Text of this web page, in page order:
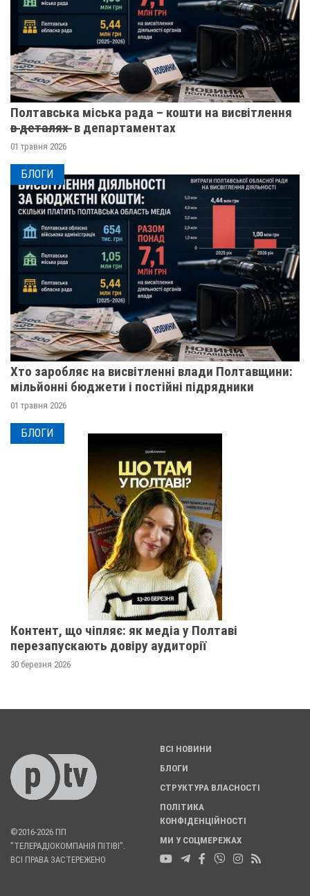
Полтавська міська рада – кошти на висвітлення
в̶ ̶д̶е̶т̶а̶л̶я̶х̶ ̶ в департаментах
01 травня 2026
БЛОГИ
Хто заробляє на висвітленні влади Полтавщини:
мільйонні бюджети і постійні підрядники
01 травня 2026
БЛОГИ
Контент, що чіпляє: як медіа у Полтаві
перезапускають довіру аудиторії
30 березня 2026
©2016-2026 ПП
"ТЕЛЕРАДІОКОМПАНІЯ ПІТІВІ".
ВСІ ПРАВА ЗАСТЕРЕЖЕНО
ВСІ НОВИНИ
БЛОГИ
СТРУКТУРА ВЛАСНОСТІ
ПОЛІТИКА
КОНФІДЕНЦІЙНОСТІ
МИ У СОЦМЕРЕЖАХ